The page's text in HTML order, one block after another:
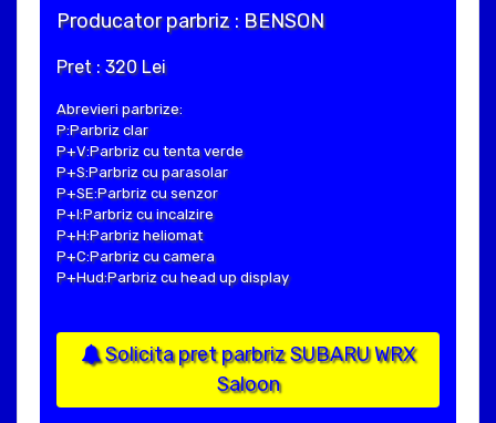
Producator parbriz : BENSON
Pret : 320 Lei
Abrevieri parbrize:
P:Parbriz clar
P+V:Parbriz cu tenta verde
P+S:Parbriz cu parasolar
P+SE:Parbriz cu senzor
P+I:Parbriz cu incalzire
P+H:Parbriz heliomat
P+C:Parbriz cu camera
P+Hud:Parbriz cu head up display
Solicita pret parbriz SUBARU WRX
Saloon